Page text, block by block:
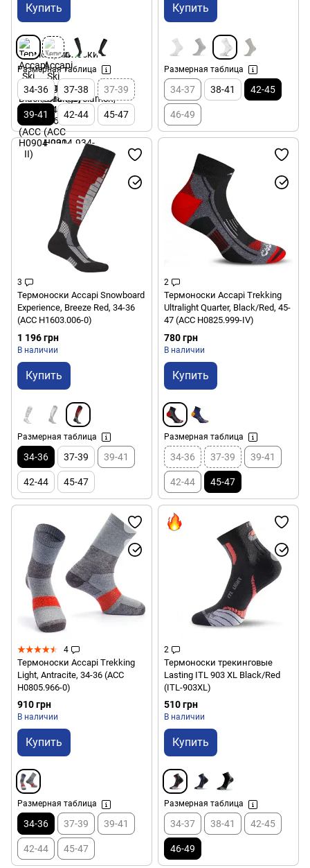
Купить
Размерная таблица
34-36 37-38 37-39
39-41 42-44 45-47
Купить
Размерная таблица
34-37 38-41 42-45
46-49
3
Термоноски Accapi Snowboard
Experience, Breeze Red, 34-36
(ACC H1603.006-0)
1 196 грн
В наличии
Купить
Размерная таблица
34-36 37-39 39-41
42-44 45-47
2
Термоноски Accapi Trekking
Ultralight Quarter, Black/Red, 45-
47 (ACC H0825.999-IV)
780 грн
В наличии
Купить
Размерная таблица
34-36 37-39 39-41
42-44 45-47
4
Термоноски Accapi Trekking
Light, Antracite, 34-36 (ACC
H0805.966-0)
910 грн
В наличии
Купить
Размерная таблица
34-36 37-39 39-41
42-44 45-47
2
Термоноски трекинговые
Lasting ITL 903 XL Black/Red
(ITL-903XL)
510 грн
В наличии
Купить
Размерная таблица
34-37 38-41 42-45
46-49